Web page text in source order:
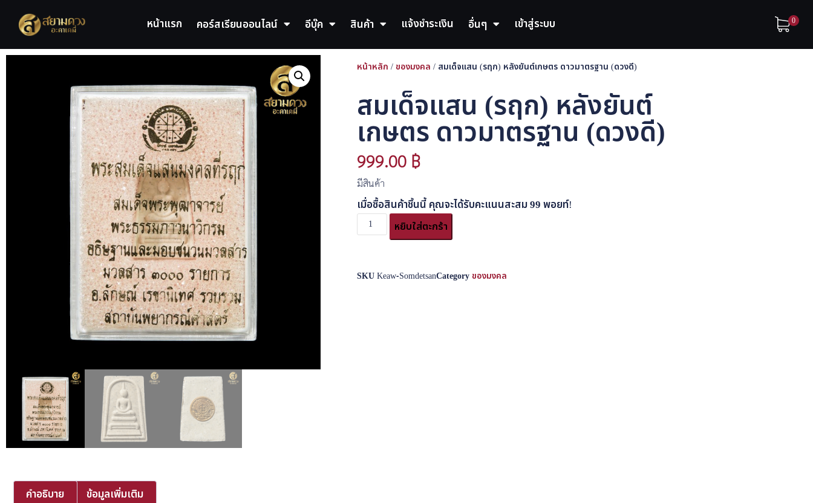
หน้าแรก คอร์สเรียนออนไลน์ อีบุ๊ค สินค้า แจ้งชำระเงิน อื่นๆ เข้าสู่ระบบ 0
หน้าหลัก /ของมงคล / สมเด็จแสน (รฤก) หลังยันต์เกษตร ดาวมาตรฐาน (ดวงดี)
สมเด็จแสน (รฤก) หลังยันต์
เกษตร ดาวมาตรฐาน (ดวงดี)
999.00 ฿
มีสินค้า
เมื่อซื้อสินค้าชิ้นนี้ คุณจะได้รับคะแนนสะสม99พอยท์!
หยิบใส่ตะกร้า
SKUKeaw-SomdetsanCategoryของมงคล
คำอธิบาย ข้อมูลเพิ่มเติม